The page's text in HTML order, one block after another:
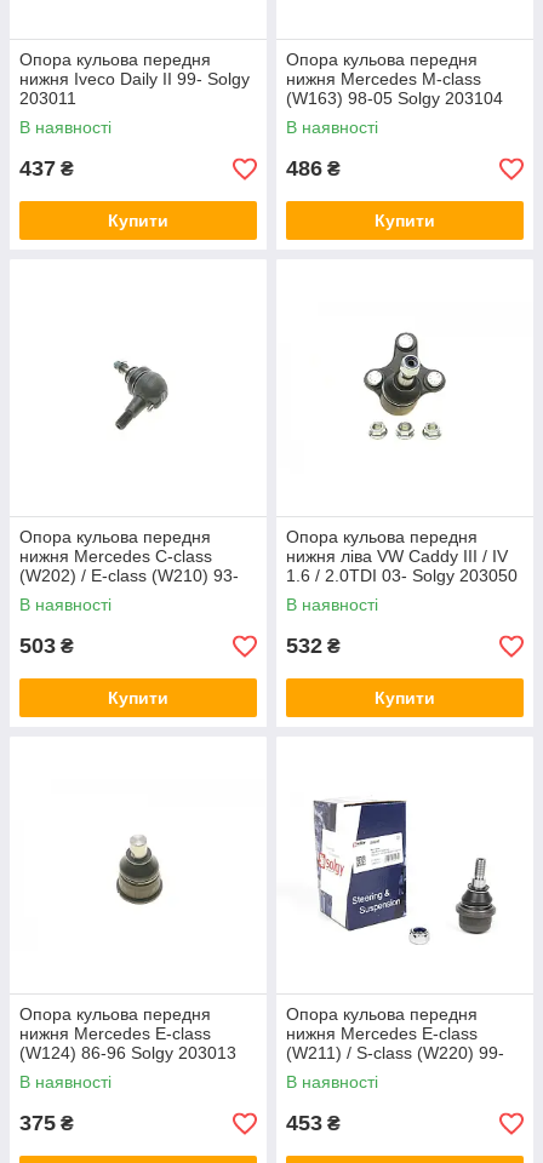
Опора кульова передня
нижня Iveco Daily II 99- Solgy
203011
В наявності
437 ₴
Купити
Опора кульова передня
нижня Mercedes M-class
(W163) 98-05 Solgy 203104
В наявності
486 ₴
Купити
Опора кульова передня
нижня Mercedes C-class
(W202) / E-class (W210) 93-
02 Solgy 203039
В наявності
503 ₴
Купити
Опора кульова передня
нижня ліва VW Caddy III / IV
1.6 / 2.0TDI 03- Solgy 203050
В наявності
532 ₴
Купити
Опора кульова передня
нижня Mercedes E-class
(W124) 86-96 Solgy 203013
В наявності
375 ₴
Опора кульова передня
нижня Mercedes E-class
(W211) / S-class (W220) 99-
Solgy 203057
В наявності
453 ₴